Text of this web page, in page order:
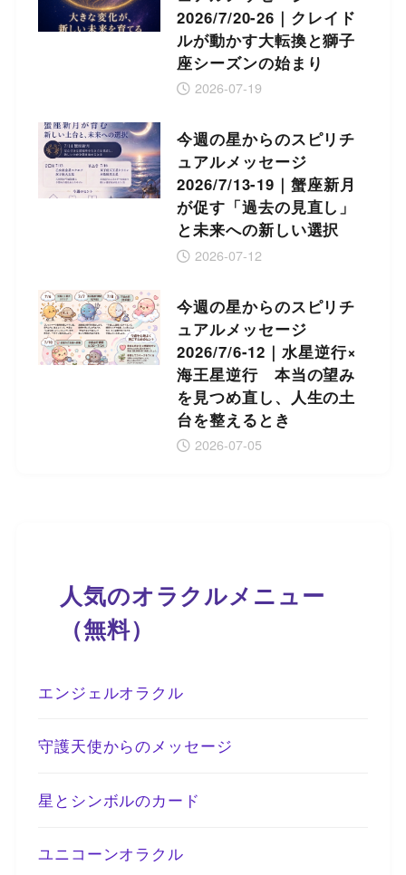
2026/7/20-26｜クレイド
ルが動かす大転換と獅子
座シーズンの始まり
2026-07-19
今週の星からのスピリチ
ュアルメッセージ
2026/7/13-19｜蟹座新月
が促す「過去の見直し」
と未来への新しい選択
2026-07-12
今週の星からのスピリチ
ュアルメッセージ
2026/7/6-12｜水星逆行×
海王星逆行 本当の望み
を見つめ直し、人生の土
台を整えるとき
2026-07-05
人気のオラクルメニュー
（無料）
エンジェルオラクル
守護天使からのメッセージ
星とシンボルのカード
ユニコーンオラクル